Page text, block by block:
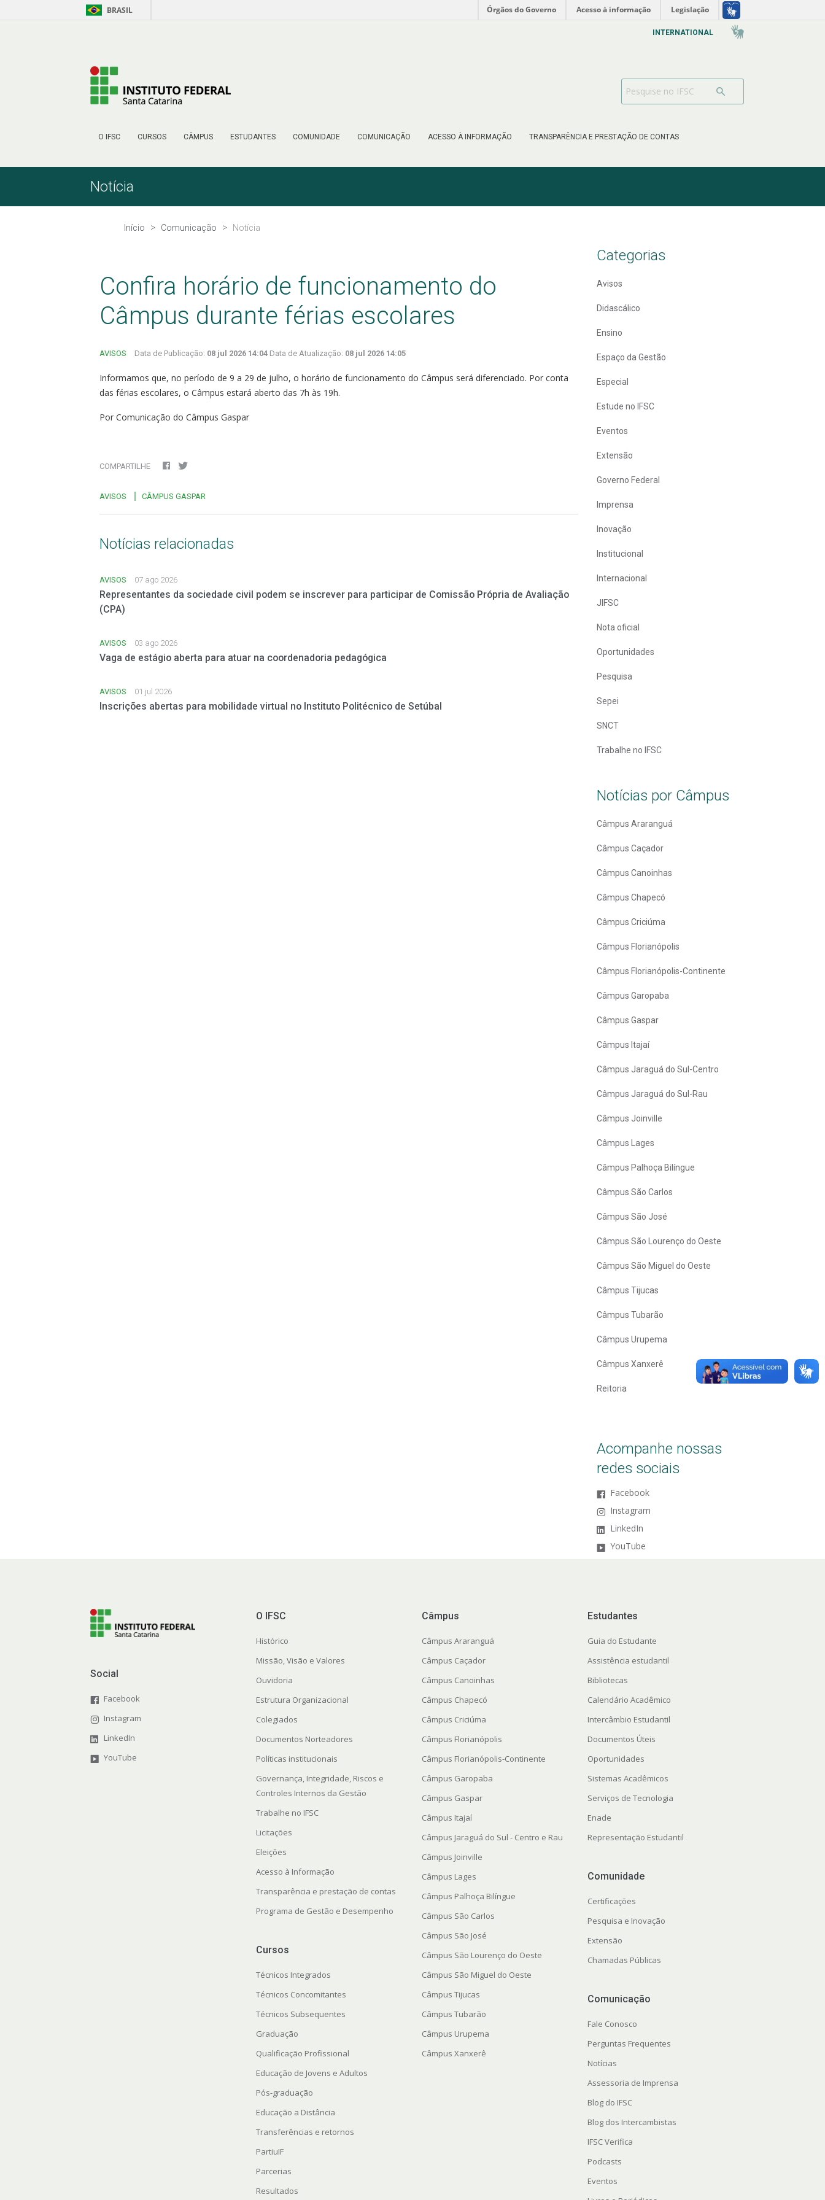
Pular para o Conteúdo BRASIL Órgãos do Governo Acesso à informação Legislação
O IFSC CURSOS CÂMPUS ESTUDANTES COMUNIDADE COMUNICAÇÃO ACESSO À INFORMAÇÃO TRANSPARÊNCIA E PRESTAÇÃO DE CONTAS
INTERNATIONAL
Notícia
Início Comunicação Notícia
Confira horário de funcionamento do
Câmpus durante férias escolares
AVISOS Data de Publicação: 08 jul 2026 14:04 Data de Atualização: 08 jul 2026 14:05
Informamos que, no período de 9 a 29 de julho, o horário de funcionamento do Câmpus será diferenciado. Por conta
das férias escolares, o Câmpus estará aberto das 7h às 19h.
Por Comunicação do Câmpus Gaspar
COMPARTILHE
AVISOS CÂMPUS GASPAR
Notícias relacionadas
AVISOS 07 ago 2026
Representantes da sociedade civil podem se inscrever para participar de Comissão Própria de Avaliação
(CPA)
AVISOS 03 ago 2026
Vaga de estágio aberta para atuar na coordenadoria pedagógica
AVISOS 01 jul 2026
Inscrições abertas para mobilidade virtual no Instituto Politécnico de Setúbal
Categorias
Avisos
Didascálico
Ensino
Espaço da Gestão
Especial
Estude no IFSC
Eventos
Extensão
Governo Federal
Imprensa
Inovação
Institucional
Internacional
JIFSC
Nota oficial
Oportunidades
Pesquisa
Sepei
SNCT
Trabalhe no IFSC
Notícias por Câmpus
Câmpus Araranguá
Câmpus Caçador
Câmpus Canoinhas
Câmpus Chapecó
Câmpus Criciúma
Câmpus Florianópolis
Câmpus Florianópolis-Continente
Câmpus Garopaba
Câmpus Gaspar
Câmpus Itajaí
Câmpus Jaraguá do Sul-Centro
Câmpus Jaraguá do Sul-Rau
Câmpus Joinville
Câmpus Lages
Câmpus Palhoça Bilíngue
Câmpus São Carlos
Câmpus São José
Câmpus São Lourenço do Oeste
Câmpus São Miguel do Oeste
Câmpus Tijucas
Câmpus Tubarão
Câmpus Urupema
Câmpus Xanxerê
Reitoria
Acompanhe nossas
redes sociais
Facebook
Instagram
LinkedIn
YouTube
Social
Facebook
Instagram
LinkedIn
YouTube
O IFSC
Histórico
Missão, Visão e Valores
Ouvidoria
Estrutura Organizacional
Colegiados
Documentos Norteadores
Políticas institucionais
Governança, Integridade, Riscos e
Controles Internos da Gestão
Trabalhe no IFSC
Licitações
Eleições
Acesso à Informação
Transparência e prestação de contas
Programa de Gestão e Desempenho
Cursos
Técnicos Integrados
Técnicos Concomitantes
Técnicos Subsequentes
Graduação
Qualificação Profissional
Educação de Jovens e Adultos
Pós-graduação
Educação a Distância
Transferências e retornos
PartiuIF
Parcerias
Resultados
Câmpus
Câmpus Araranguá
Câmpus Caçador
Câmpus Canoinhas
Câmpus Chapecó
Câmpus Criciúma
Câmpus Florianópolis
Câmpus Florianópolis-Continente
Câmpus Garopaba
Câmpus Gaspar
Câmpus Itajaí
Câmpus Jaraguá do Sul - Centro e Rau
Câmpus Joinville
Câmpus Lages
Câmpus Palhoça Bilíngue
Câmpus São Carlos
Câmpus São José
Câmpus São Lourenço do Oeste
Câmpus São Miguel do Oeste
Câmpus Tijucas
Câmpus Tubarão
Câmpus Urupema
Câmpus Xanxerê
Estudantes
Guia do Estudante
Assistência estudantil
Bibliotecas
Calendário Acadêmico
Intercâmbio Estudantil
Documentos Úteis
Oportunidades
Sistemas Acadêmicos
Serviços de Tecnologia
Enade
Representação Estudantil
Comunidade
Certificações
Pesquisa e Inovação
Extensão
Chamadas Públicas
Comunicação
Fale Conosco
Perguntas Frequentes
Notícias
Assessoria de Imprensa
Blog do IFSC
Blog dos Intercambistas
IFSC Verifica
Podcasts
Eventos